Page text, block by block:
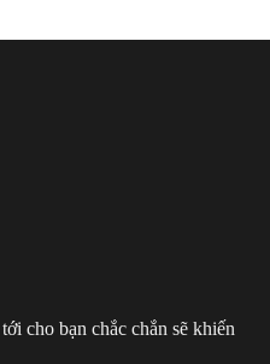
cho bạn chắc chắn sẽ khiến